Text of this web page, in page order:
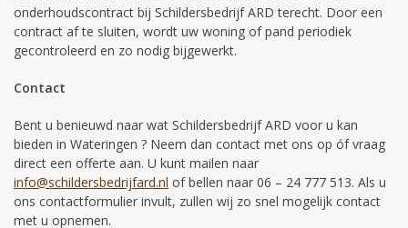
onderhoudscontract bij Schildersbedrijf ARD terecht. Door een
contract af te sluiten, wordt uw woning of pand periodiek
gecontroleerd en zo nodig bijgewerkt.
Contact
Bent u benieuwd naar wat Schildersbedrijf ARD voor u kan
bieden in Wateringen ? Neem dan contact met ons op óf vraag
direct een offerte aan. U kunt mailen naar
info@schildersbedrijfard.nl of bellen naar 06 – 24 777 513. Als u
ons contactformulier invult, zullen wij zo snel mogelijk contact
met u opnemen.